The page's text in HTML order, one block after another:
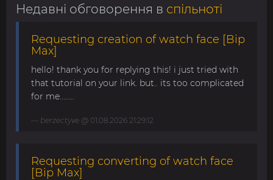
Недавні обговорення в спільноті
Requesting creation of watch face [Bip
Max]
hello! thank you for replying this! i just tried with
that tutorial on your link. but.. its too complicated
for me........
berzectyve @ 01.08.2026 21:29:12
Requesting converting of watch face
[Bip Max]